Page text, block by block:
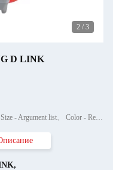
2 / 3
D LINK
Minimum Order Quantity: Material - Alloy Steel、 Size - Argument list、 Color - Red or OEM、 Surface finish - Powder Plastified、 Application - Heavy Industry,Water Treatment,Food & Bevel、 Production Method - BM、ODM、OEM
,